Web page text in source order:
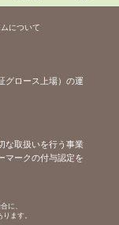
について
グロース上場）の運
な取扱いを行う事業
マークの付与認定を
に、
ます。